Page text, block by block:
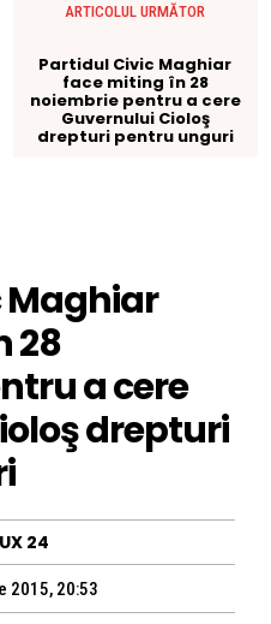
ARTICOLUL URMĂTOR
Partidul Civic Maghiar
face miting în 28
noiembrie pentru a cere
Guvernului Cioloş
drepturi pentru unguri